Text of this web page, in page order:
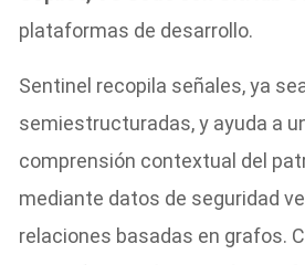
plataformas de desarrollo.
Sentinel recopila señales, ya
semiestructuradas, y ayuda a
comprensión contextual del
mediante datos de seguridad
relaciones basadas en grafos.